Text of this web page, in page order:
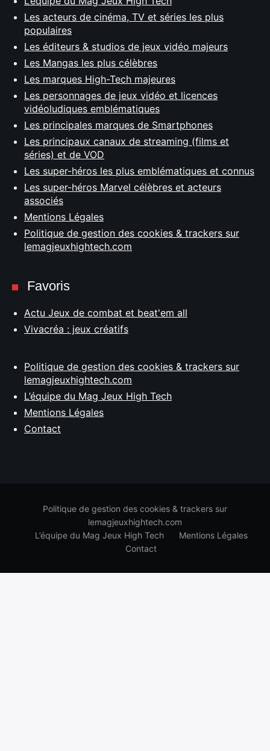
Les acteurs de cinéma, TV et séries les plus
populaires
Les éditeurs & studios de jeux vidéo majeurs
Les Mangas les plus célèbres
Les marques High-Tech majeures
Les personnages de jeux vidéo et licences
vidéoludiques emblématiques
Les principales marques de Smartphones
Les principaux canaux de streaming (films et
séries) et de VOD
Les super-héros les plus emblématiques et connus
Les super-héros Marvel célèbres et acteurs
associés
Mentions Légales
Politique de gestion des cookies & trackers sur
lemagjeuxhightech.com
Favoris
Actu Jeux de combat et beat'em all
Vivacréa : jeux créatifs
Politique de gestion des cookies & trackers sur
lemagjeuxhightech.com
L’équipe du Mag Jeux High Tech
Mentions Légales
Contact
Politique de gestion des cookies & trackers sur
lemagjeuxhightech.com
L’équipe du Mag Jeux High Tech
Mentions Légales
Contact